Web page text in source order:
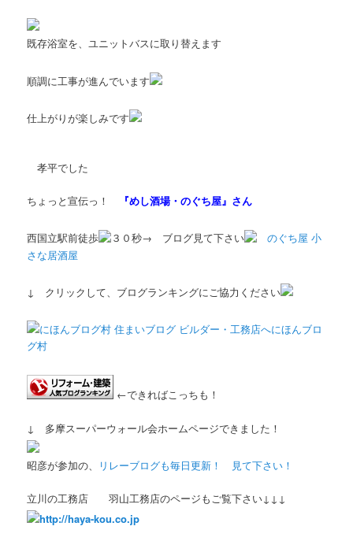
既存浴室を、ユニットバスに取り替えます
順調に工事が進んでいます
仕上がりが楽しみです
孝平でした
ちょっと宣伝っ！ 『めし酒場・のぐち屋』さん
西国立駅前徒歩 ３０秒→ ブログ見て下さい
のぐち屋 小
さな居酒屋
↓ クリックして、ブログランキングにご協力ください
にほんブロ
グ村
←できればこっちも！
↓ 多摩スーパーウォール会ホームページできました！
昭彦が参加の、 リレーブログも毎日更新！ 見て下さい！
立川の工務店 羽山工務店のページもご覧下さい↓↓↓
http://haya-kou.co.jp